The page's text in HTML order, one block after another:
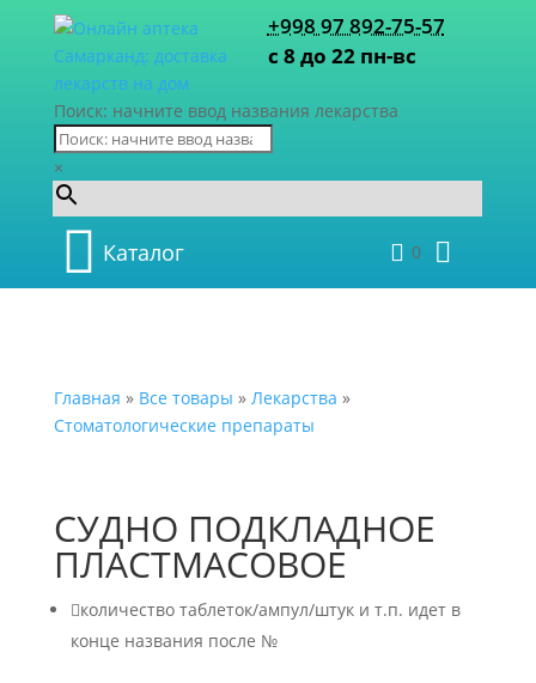
+998 97 892-75-57
с 8 до 22 пн-вс
Поиск: начните ввод названия лекарства
×
Каталог 0
Главная » Все товары » Лекарства »
Стоматологические препараты
СУДНО ПОДКЛАДНОЕ
ПЛАСТМАСОВОЕ
количество таблеток/ампул/штук и т.п. идет в
конце названия после №